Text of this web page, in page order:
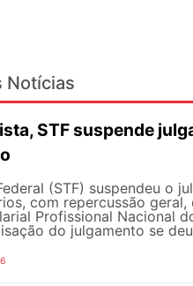
Notícias
STF suspende
(STF) suspendeu o
com repercussão geral,
Profissional Nacional
do julgamento se